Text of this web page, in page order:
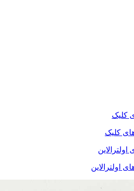
کلیک
کلیک
اولترالاین